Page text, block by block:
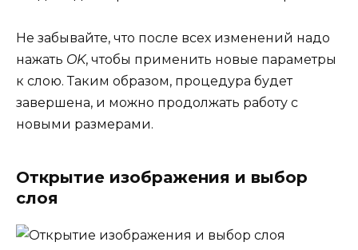
Не забывайте, что после всех изменений надо
нажать OK, чтобы применить новые параметры
к слою. Таким образом, процедура будет
завершена, и можно продолжать работу с
новыми размерами.
Открытие изображения и выбор
слоя